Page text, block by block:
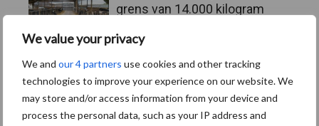
We value your privacy
We and our 4 partners use cookies and other tracking
technologies to improve your experience on our website. We
may store and/or access information from your device and
process the personal data, such as your IP address and
grens van 14.000 kilogram
Toon meer